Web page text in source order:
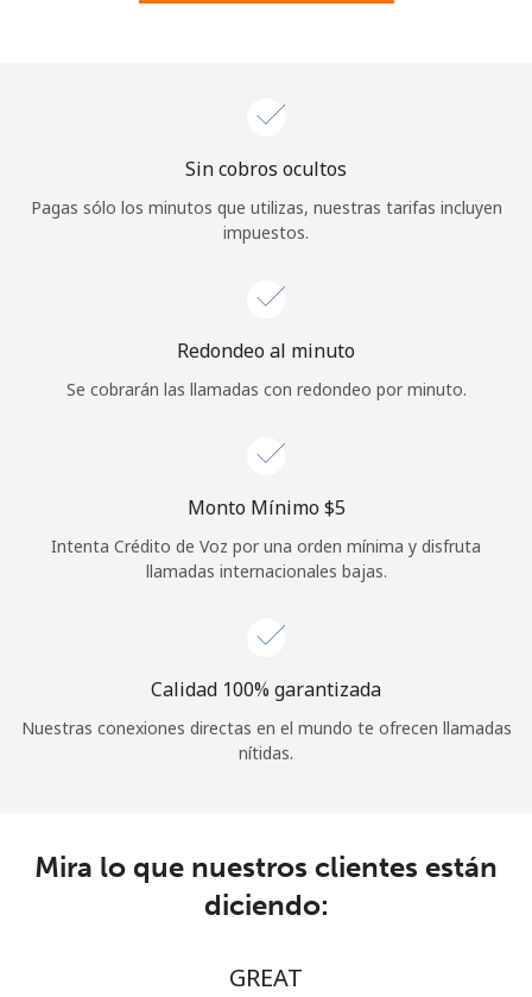
¡Hola!
Inicia sesión oREGÍSTRATE →
¿Olvidaste tu contraseña? →
Continuar con
Sin cobros ocultos
Pagas sólo los minutos que utilizas, nuestras tarifas incluyen
impuestos.
Redondeo al minuto
Se cobrarán las llamadas con redondeo por minuto.
Monto Mínimo ⁦$5⁩
Intenta Crédito de Voz por una orden mínima y disfruta
llamadas internacionales bajas.
Calidad 100% garantizada
Nuestras conexiones directas en el mundo te ofrecen llamadas
nítidas.
Mira lo que nuestros clientes están
diciendo:
GREAT